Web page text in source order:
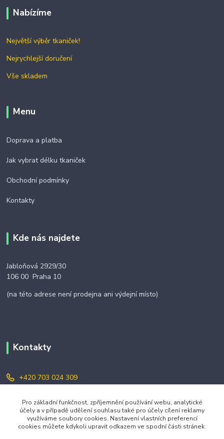
Nabízíme
Největší výběr tkaniček!
Nejrychlejší doručení
Vše skladem
Menu
Doprava a platba
Jak vybrat délku tkaniček
Obchodní podmínky
Kontakty
Kde nás najdete
Jabloňová 2929/30
106 00 Praha 10
(na této adrese není prodejna ani výdejní místo)
Kontakty
+420 703 024 309
objednavky@zavazuj.cz
Pro základní funkčnost, zpříjemnění používání webu, analytické
účely a v případě udělení souhlasu také pro účely cílení reklamy
využíváme soubory cookies. Nastavení vlastních preferencí
cookies můžete kdykoli upravit odkazem ve spodní části stránek.